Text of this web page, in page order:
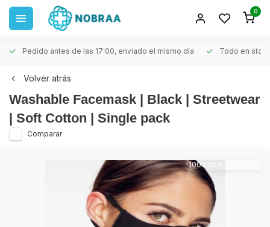
0
Pedido antes de las 17:00, enviado el mismo día Todo en
Volver atrás
Washable Facemask | Black | Streetwear
| Soft Cotton | Single pack
Comparar
1000 stuks|DPMAX